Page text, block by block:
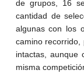
de grupos, 16
cantidad de
algunas con los
camino recorrido,
intactas, aunque
misma